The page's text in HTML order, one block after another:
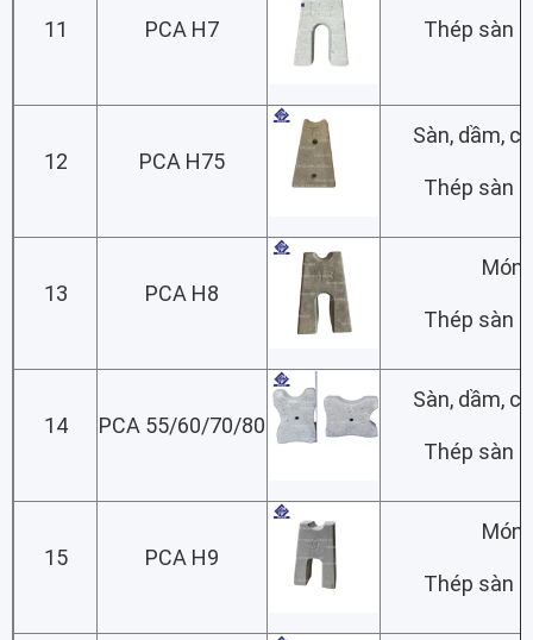
11 PCA H7 Thép sàn
12 PCA H75
Sàn, dầm,
Thép sàn
13 PCA H8
Thép sàn
14 PCA 55/60/70/80
Sàn, dầm,
Thép sàn
15 PCA H9
Thép sàn